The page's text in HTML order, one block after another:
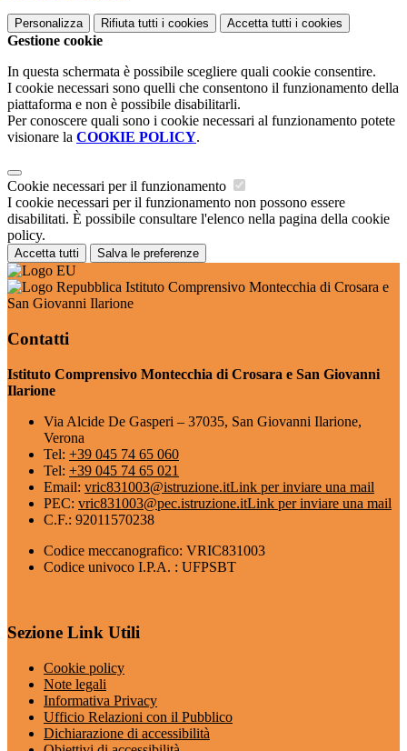
Personalizza Rifiuta tutti i cookies Accetta tutti i cookies
Gestione cookie
In questa schermata è possibile scegliere quali cookie consentire.
I cookie necessari sono quelli che consentono il funzionamento della
piattaforma e non è possibile disabilitarli.
Per conoscere quali sono i cookie necessari al funzionamento potete
visionare la COOKIE POLICY.
Cookie necessari per il funzionamento
I cookie necessari per il funzionamento non possono essere
disabilitati. È possibile consultare l'elenco nella pagina della cookie
policy.
Accetta tutti Salva le preferenze
Istituto Comprensivo Montecchia di Crosara e
San Giovanni Ilarione
Contatti
Istituto Comprensivo Montecchia di Crosara e San Giovanni
Ilarione
Via Alcide De Gasperi – 37035, San Giovanni Ilarione,
Verona
Tel: +39 045 74 65 060
Tel: +39 045 74 65 021
Email: vric831003@istruzione.itLink per inviare una mail
PEC: vric831003@pec.istruzione.itLink per inviare una mail
C.F.: 92011570238
Codice meccanografico: VRIC831003
Codice univoco I.P.A. : UFPSBT
Sezione Link Utili
Cookie policy
Note legali
Informativa Privacy
Ufficio Relazioni con il Pubblico
Dichiarazione di accessibilità